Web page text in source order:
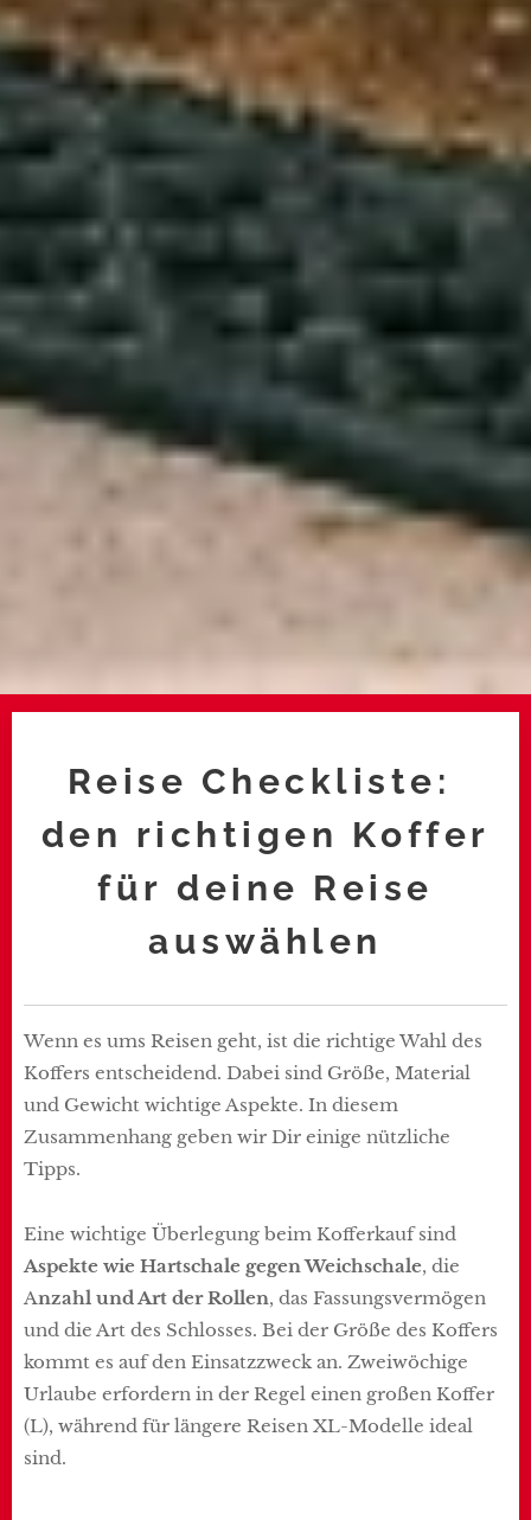
Reise Checkliste:
den richtigen Koffer
für deine Reise
auswählen
Wenn es ums Reisen geht, ist die richtige Wahl des
Koffers entscheidend. Dabei sind Größe, Material
und Gewicht wichtige Aspekte. In diesem
Zusammenhang geben wir Dir einige nützliche
Tipps.
Eine wichtige Überlegung beim Kofferkauf sind
Aspekte wie Hartschale gegen Weichschale, die
Anzahl und Art der Rollen, das Fassungsvermögen
und die Art des Schlosses. Bei der Größe des Koffers
kommt es auf den Einsatzzweck an. Zweiwöchige
Urlaube erfordern in der Regel einen großen Koffer
(L), während für längere Reisen XL-Modelle ideal
sind.